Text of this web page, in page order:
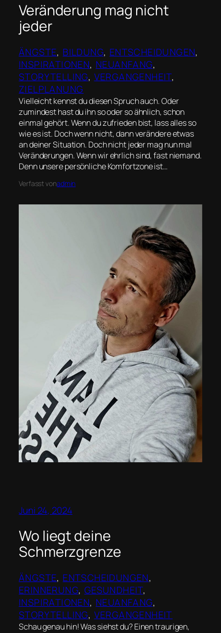
Veränderung mag nicht
jeder
ÄNGSTE, BILDUNG, ENTSCHEIDUNGEN
INSPIRATIONEN, NEUANFANG
STORYTELLING, VERGANGENHEIT
ZIELPLANUNG
Vielleicht kennst du diesen Spruch auch. Oder
zumindest hast du ihn so oder so ähnlich, schon
einmal gehört. Wenn du zufrieden bist, lass alles so
wie es ist. Doch wenn nicht, dann verändere etwas
an deiner Situation. Doch nicht jeder mag nun mal
Veränderungen. Wenn wir ehrlich sind, fast niemand.
Denn unsere persönliche Komfortzone ist…
Verfasst vonadmin
Juni 24, 2024
Wo liegt deine
Schmerzgrenze
ÄNGSTE, ENTSCHEIDUNGEN
ERINNERUNG, GESUNDHEIT
INSPIRATIONEN, NEUANFANG
STORYTELLING, VERGANGENHEIT
Schau genau hin! Was siehst du? Einen traurigen,